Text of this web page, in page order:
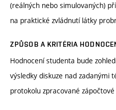
(reálných nebo simulovaných)
na praktické zvládnutí látky
ZPŮSOB A KRITÉRIA
Hodnocení studenta bude
výsledky diskuze nad zadanými
protokolu zpracované zápočtové